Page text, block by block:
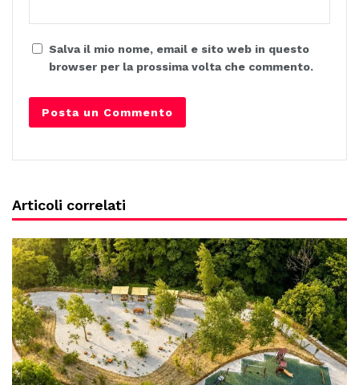
Salva il mio nome, email e sito web in questo
browser per la prossima volta che commento.
Articoli correlati